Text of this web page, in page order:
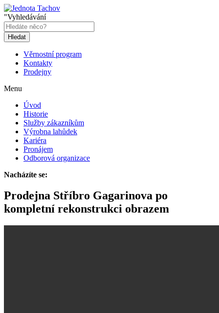
"Vyhledávání
Hledat
Věrnostní program
Kontakty
Prodejny
Menu
Úvod
Historie
Služby zákazníkům
Výrobna lahůdek
Kariéra
Pronájem
Odborová organizace
Nacházíte se:
Prodejna Stříbro Gagarinova po
kompletní rekonstrukci obrazem